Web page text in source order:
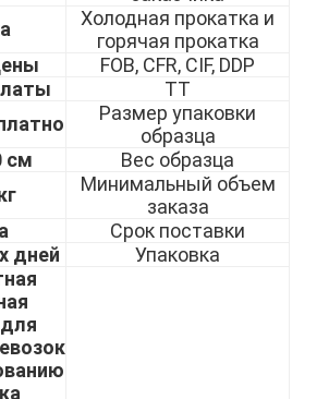
нами
лист нержавеющей стали
катушка нержавеющей стали
лист нержавеющей стали
катушка нержавеющей стали
Холодная прокатка и
горячая прокатка
FOB, CFR, CIF, DDP
TT
Размер упаковки
образца
см
Вес образца
Минимальный объем
заказа
Срок поставки
дней
Упаковка